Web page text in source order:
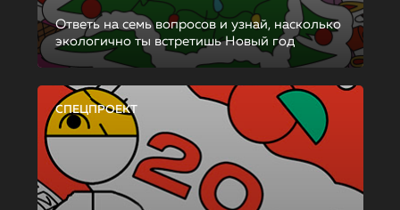
Ответь на семь вопросов и узнай, насколько
экологично ты встретишь Новый год
СПЕЦПРОЕКТ